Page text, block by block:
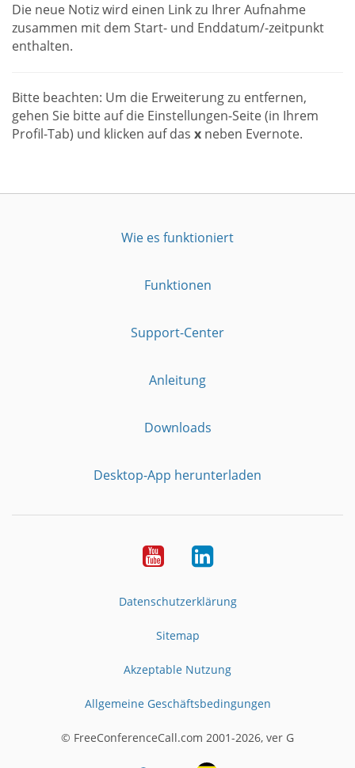
Die neue Notiz wird einen Link zu Ihrer Aufnahme
zusammen mit dem Start- und Enddatum/-zeitpunkt
enthalten.
Bitte beachten: Um die Erweiterung zu entfernen,
gehen Sie bitte auf die Einstellungen-Seite (in Ihrem
Profil-Tab) und klicken auf das x neben Evernote.
Wie es funktioniert
Funktionen
Support-Center
Anleitung
Downloads
Desktop-App herunterladen
YouTubeLinkedIn
Datenschutzerklärung
Sitemap
Akzeptable Nutzung
Allgemeine Geschäftsbedingungen
© FreeConferenceCall.com 2001-2026, ver G